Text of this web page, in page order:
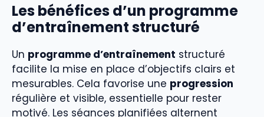
Les bénéfices d’un programme
d’entraînement structuré
Un programme d’entraînement structuré
facilite la mise en place d’objectifs clairs et
mesurables. Cela favorise une progression
régulière et visible, essentielle pour rester
motivé. Les séances planifiées alternent